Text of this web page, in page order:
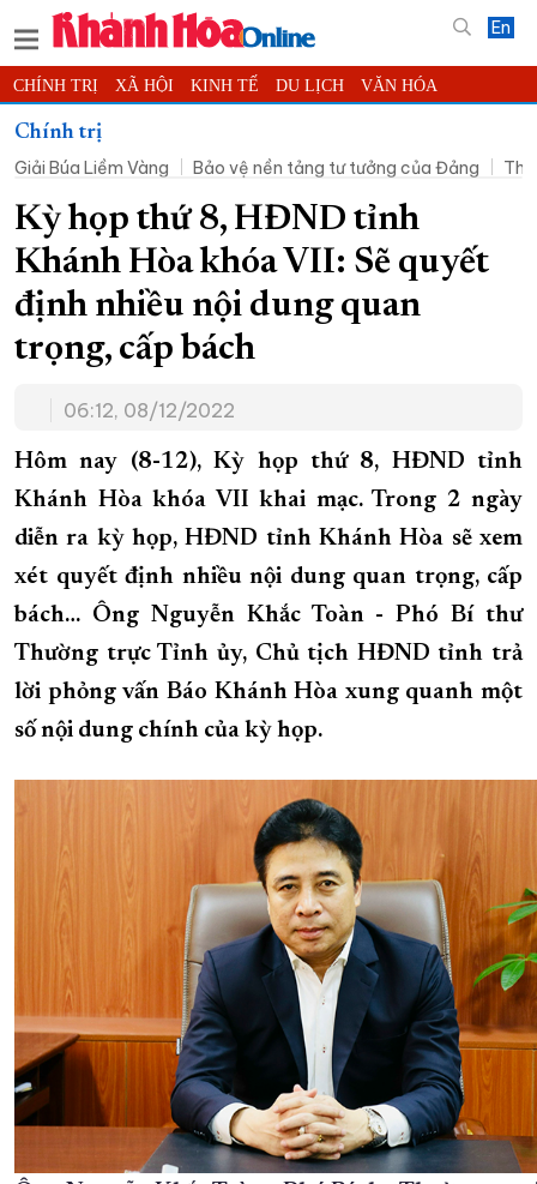
En
CHÍNH TRỊ XÃ HỘI KINH TẾ DU LỊCH VĂN HÓA
THỂ THAO
KHOA HỌC - CÔNG NGHỆ PHÁP LUẬT BẠN ĐỌC PHÓNG SỰ
THẾ GIỚI MULTIMEDIA VIDEO ĐỌC BÁO ONLINE
PODCAST THÔNG TIN - QUẢNG CÁO
QUY HOẠCH TỈNH KHÁNH HÒA
TRƯỜNG SA BIỂN ĐẢO QUÊ HƯƠNG
CHUNG TAY CẢI CÁCH HÀNH CHÍNH
XÂY DỰNG NÔNG THÔN MỚI
TÀU - XE - MÁY BAY
KỶ NIỆM 370 NĂM XÂY DỰNG VÀ PHÁT TRIỂN TỈNH KHÁNH HÒA
KHOẢNH KHẮC ĐẸP XỨ TRẦM
XÂY DỰNG KHÁNH HÒA TRỞ THÀNH THÀNH PHỐ TRỰC THUỘC
ĐẠI HỘI ĐẢNG CÁC CẤP TRANG CHỦ VỀ BÁO KHÁNH HÒA
Chính trị
Giải Búa Liềm Vàng
Bảo vệ nền tảng tư tưởng của Đảng
Kỳ họp thứ 8, HĐND tỉnh
Khánh Hòa khóa VII: Sẽ quyết
định nhiều nội dung quan
trọng, cấp bách
06:12, 08/12/2022
Hôm nay (8-12), Kỳ họp thứ 8, HĐND tỉnh
Khánh Hòa khóa VII khai mạc. Trong 2 ngày
diễn ra kỳ họp, HĐND tỉnh Khánh Hòa sẽ xem
xét quyết định nhiều nội dung quan trọng, cấp
bách… Ông Nguyễn Khắc Toàn - Phó Bí thư
Thường trực Tỉnh ủy, Chủ tịch HĐND tỉnh trả
lời phỏng vấn Báo Khánh Hòa xung quanh một
số nội dung chính của kỳ họp.